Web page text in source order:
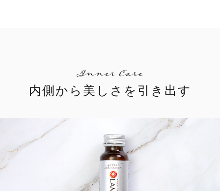
内側から美しさを引き出す